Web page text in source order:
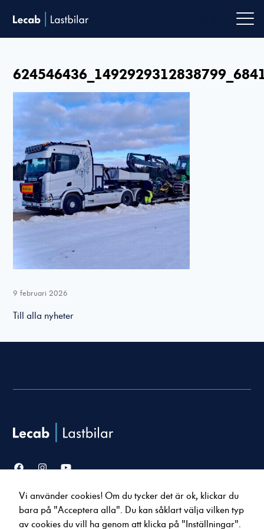
9 februari 2026
Till alla nyheter
Försäljning
Lastbilar
Service & verkstad
Serviceavtal
Vi använder cookies! Om du tycker det är ok, klickar du
bara på "Acceptera alla". Du kan såklart välja vilken typ
av cookies du vill ha genom att klicka på "Inställningar".
Dessa cookies
Statistik
För att vi ska
kunna